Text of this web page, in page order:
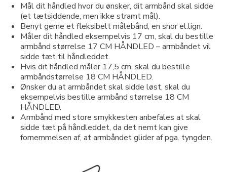
Mål dit håndled hvor du ønsker, dit armbånd skal sidde
(et tætsiddende, men ikke stramt mål).
Benyt gerne et fleksibelt målebånd, en snor el.lign.
Måler dit håndled eksempelvis 17 cm, skal du bestille
armbånd størrelse 17 CM HÅNDLED – armbåndet vil
sidde tæt til håndleddet.
Hvis dit håndled måler 17,5 cm, skal du bestille
armbåndstørrelse 18 CM HÅNDLED.
Ønsker du at armbåndet skal sidde løst, skal du
eksempelvis bestille armbånd størrelse 18 CM
HÅNDLED.
Armbånd med store smykkesten anbefales at skal
sidde tæt på håndleddet, da det nemt kan give
fornemmelsen af, at armbåndet glider af pga. tyngden.